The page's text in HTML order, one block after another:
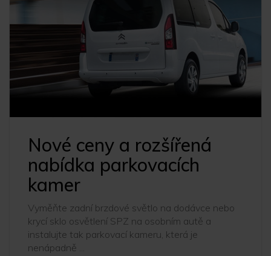
Nové ceny a rozšířená
nabídka parkovacích
kamer
Vyměňte zadní brzdové světlo na dodávce nebo
krycí sklo osvětlení SPZ na osobním autě a
instalujte tak parkovací kameru, která je
nenápadně ...